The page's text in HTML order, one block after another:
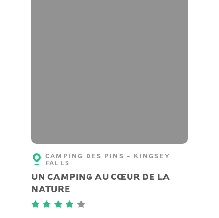
CAMPING DES PINS - KINGSEY
FALLS
UN CAMPING AU CŒUR DE LA
NATURE